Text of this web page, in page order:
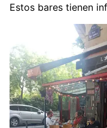
Estos bares tienen